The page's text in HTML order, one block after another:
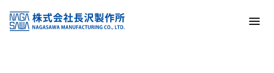
KSS加盟店・取扱店情報
店舗一覧